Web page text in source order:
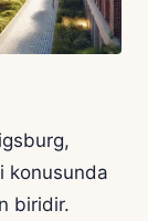
konusunda
biridir.